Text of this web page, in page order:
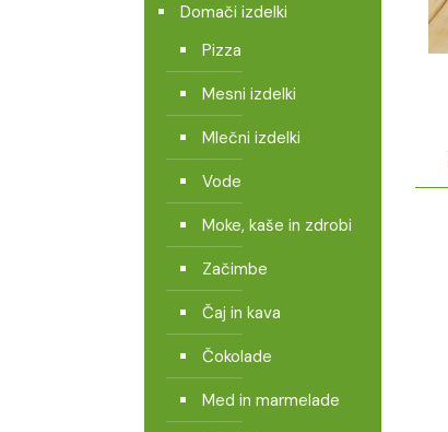
Domači izdelki
Pizza
Mesni izdelki
Mlečni izdelki
Vode
Moke, kaše in zdrobi
Začimbe
Čaj in kava
Čokolade
Med in marmelade